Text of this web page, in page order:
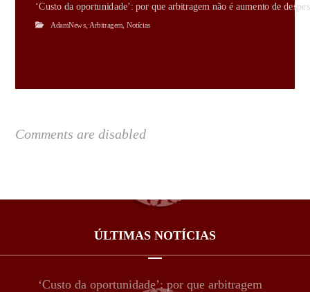
‘Custo da oportunidade’: por que arbitragem não é aumento de
AdamNews Arbitragem Notícias
Comments are disabled
ÚLTIMAS NOTÍCIAS
‘Custo da oportunidade’: por que arbitragem